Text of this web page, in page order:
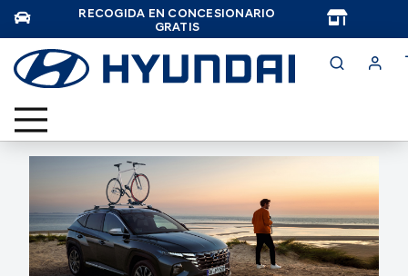
RECOGIDA EN CONCESIONARIO
GRATIS